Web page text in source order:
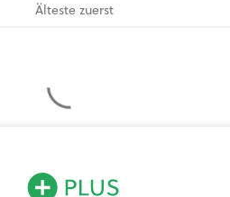
Ältestezuerst